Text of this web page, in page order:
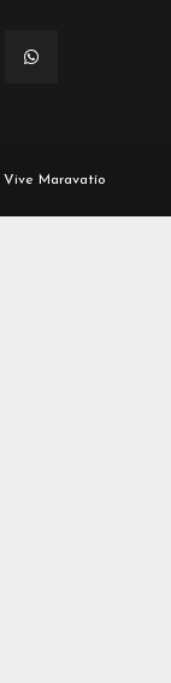
Vive Maravatío